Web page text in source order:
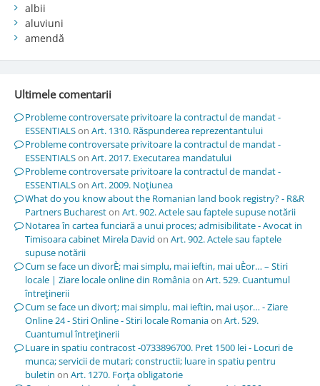
albii
aluviuni
amendă
Ultimele comentarii
Probleme controversate privitoare la contractul de mandat -
ESSENTIALSon Art. 1310. Răspunderea reprezentantului
Probleme controversate privitoare la contractul de mandat -
ESSENTIALSon Art. 2017. Executarea mandatului
Probleme controversate privitoare la contractul de mandat -
ESSENTIALSon Art. 2009. Noţiunea
What do you know about the Romanian land book registry? - R&R
Partners Buchareston Art. 902. Actele sau faptele supuse notării
Notarea în cartea funciară a unui proces; admisibilitate - Avocat in
Timisoara cabinet Mirela David on Art. 902. Actele sau faptele
supuse notării
Cum se face un divorÈ; mai simplu, mai ieftin, mai uÈor… – Stiri
locale | Ziare locale online din Româniaon Art. 529. Cuantumul
întreţinerii
Cum se face un divorț; mai simplu, mai ieftin, mai ușor… - Ziare
Online 24 - Stiri Online - Stiri locale Romaniaon Art. 529.
Cuantumul întreţinerii
Luare in spatiu contracost -0733896700. Pret 1500 lei - Locuri de
munca; servicii de mutari; constructii; luare in spatiu pentru
buletin on Art. 1270. Forţa obligatorie